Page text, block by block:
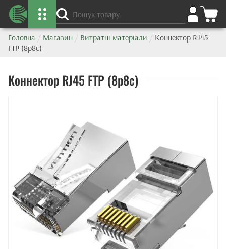
Головна / Магазин / Витратні матеріали / Коннектор RJ45
FTP (8p8c)
Коннектор RJ45 FTP (8p8c)